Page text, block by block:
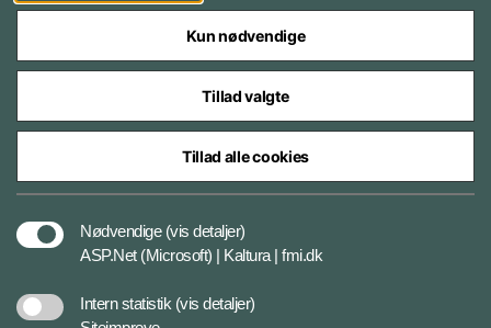
Styrelser og myndigheder under Forsvarsministeriet
Kun nødvendige
Tillad valgte
Tillad alle cookies
Nødvendige (vis detaljer)
ASP.Net (Microsoft) | Kaltura | fmi.dk
Intern statistik (vis detaljer)